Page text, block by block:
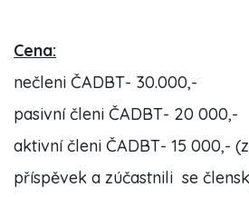
Cena:
nečleni ČADBT- 30.000,-
pasivní členi ČADBT- 20 000,-
aktivní členi ČADBT- 15 000,-
příspěvek a zúčastnili se